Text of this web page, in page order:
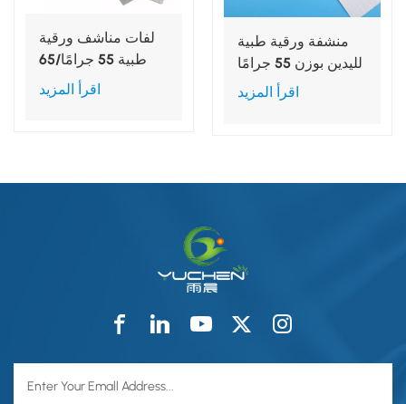
لفات مناشف ورقية
طبية 55 جرامًا/65
جرامًا للمتر المربع،
اقرأ المزيد
منشفة ورقية طبية
لليدين بوزن 55 جرامًا
للمتر المربع، مقاس
30 × 40 سم / 40 ×
اقرأ المزيد